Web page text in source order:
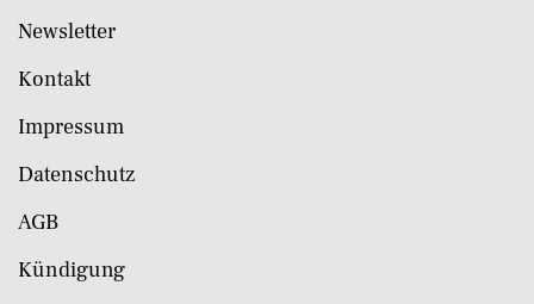
Newsletter
Kontakt
Impressum
Datenschutz
AGB
Kündigung